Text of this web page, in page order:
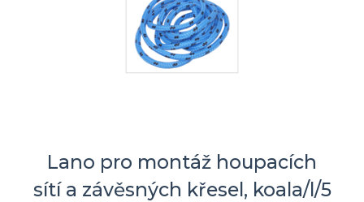
Lano pro montáž houpacích
sítí a závěsných křesel, koala/l/5